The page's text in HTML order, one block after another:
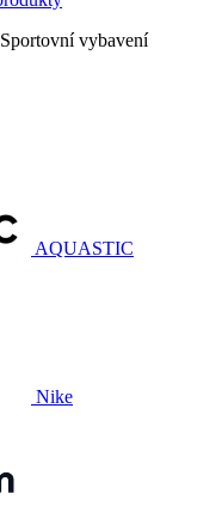
Sportovní vybavení
AQUASTIC
Nike